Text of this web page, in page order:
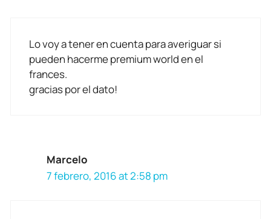
Lo voy a tener en cuenta para averiguar si
pueden hacerme premium world en el
frances.
gracias por el dato!
Marcelo
7 febrero, 2016 at 2:58 pm